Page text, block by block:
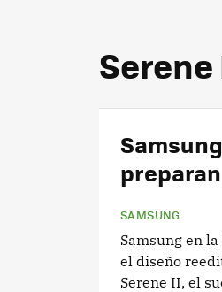
Serene
SAMSUNG
Samsung en
el diseño
Serene II, el